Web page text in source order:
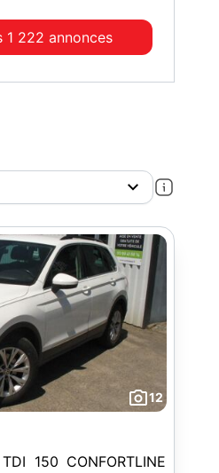
1 222 annonces
12
150 CONFORTLINE